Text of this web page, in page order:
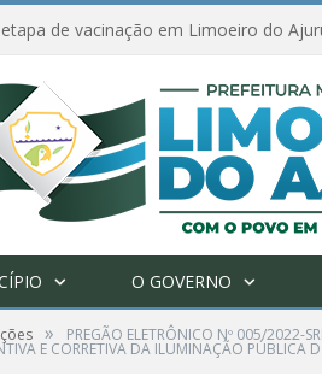
O GOVERNO
» PREGÃO ELETRÔNICO Nº 005/2022-
E CORRETIVA DA ILUMINAÇÃO PÚBLICA